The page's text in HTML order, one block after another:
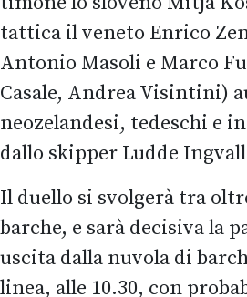
tattica il veneto Enrico
Antonio Masoli e Marco
Casale, Andrea Visintini)
neozelandesi, tedeschi e
dallo skipper Ludde
Il duello si svolgerà tra
barche, e sarà decisiva la
uscita dalla nuvola di
linea, alle 10.30, con